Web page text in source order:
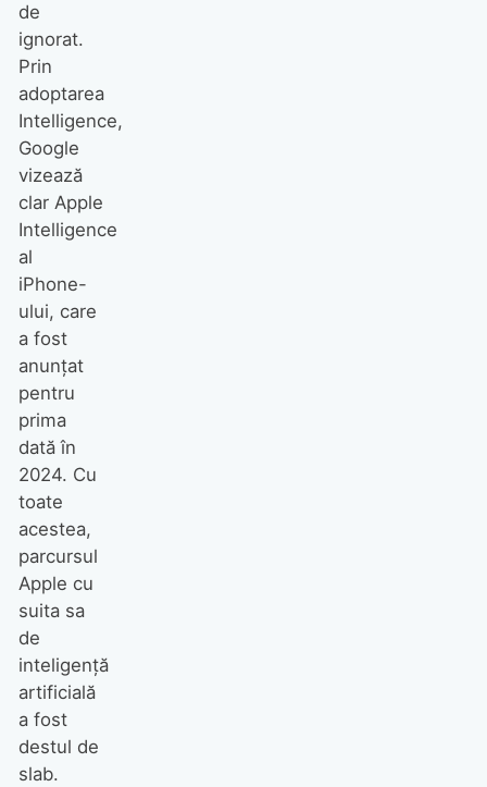
de
ignorat.
Prin
adoptarea
Intelligence,
Google
vizează
clar Apple
Intelligence
al
iPhone-
ului, care
a fost
anunțat
pentru
prima
dată în
2024. Cu
toate
acestea,
parcursul
Apple cu
suita sa
de
inteligență
artificială
a fost
destul de
slab.